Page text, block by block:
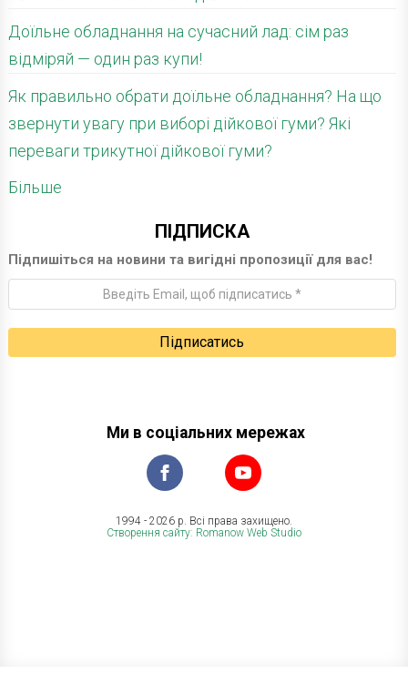
Доїльне обладнання на сучасний лад: сім раз
відміряй — один раз купи!
Як правильно обрати доїльне обладнання? На що
звернути увагу при виборі дійкової гуми? Які
переваги трикутної дійкової гуми?
Більше
ПІДПИСКА
Підпишіться на новини та вигідні пропозиції для вас!
Ми в соціальних мережах
1994 - 2026 р. Всі права захищено.
Створення сайту: Romanow Web Studio